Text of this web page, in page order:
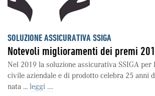
SOLUZIONE ASSICURATIVA SSIGA
Notevoli miglioramenti dei premi
Nel 2019 la soluzione assicurativa SSIGA per
civile aziendale e di prodotto celebra 25 anni
nata ... leggi ....